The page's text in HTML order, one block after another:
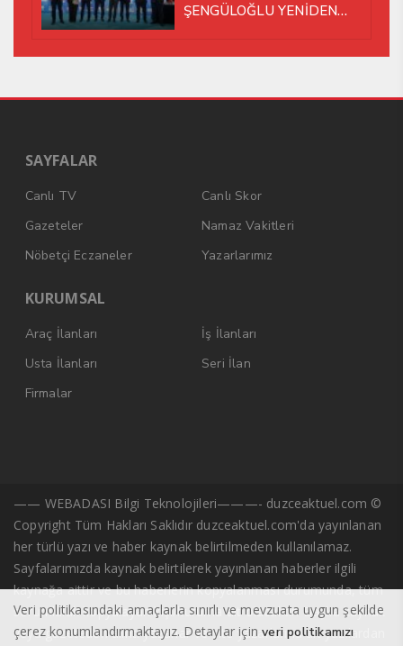
ŞENGÜLOĞLU YENİDEN
SAYFALAR
Canlı TV
Canlı Skor
Gazeteler
Namaz Vakitleri
Nöbetçi Eczaneler
Yazarlarımız
KURUMSAL
Araç İlanları
İş İlanları
Usta İlanları
Seri İlan
Firmalar
—— WEBADASI Bilgi Teknolojileri———- duzceaktuel.com ©
Copyright Tüm Hakları Saklıdır duzceaktuel.com'da yayınlanan
her türlü yazı ve haber kaynak belirtilmeden kullanılamaz.
Sayfalarımızda kaynak belirtilerek yayınlanan haberler ilgili
kaynağa aittir ve bu haberlerin kopyalanması durumunda, tüm
sorumluluk kopyalayan kişi/kuruma ait olacaktır. Başka kaynak
veya gazeteden alıntı yazarlar ve site yazarlarına ait yazılardan
Veri politikasındaki amaçlarla sınırlı ve mevzuata uygun şekilde
çerez konumlandırmaktayız. Detaylar içinveri politikamızı